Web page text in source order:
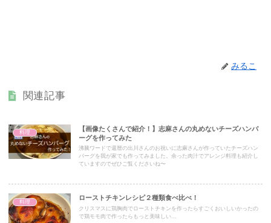
みるこ
関連記事
料理
【画像たくさんで紹介！】志麻さんの丸めないチーズハンバ
ーグを作ってみた
沸騰ワードで還暦の出川さんのお祝いに志麻さんが作っていたチーズハン
バーグを我が家でも作ってみました。余った肉汁でアレンジ料理も紹介し
ていますのでぜひご覧くださいね〜
料理
ローストチキンレシピ２種類食べ比べ！
クリスマスに鶏胸肉でローストチキンを作ったらすごくおいしいかったの
で鶏モモ肉で作ったらもっと美味しい...